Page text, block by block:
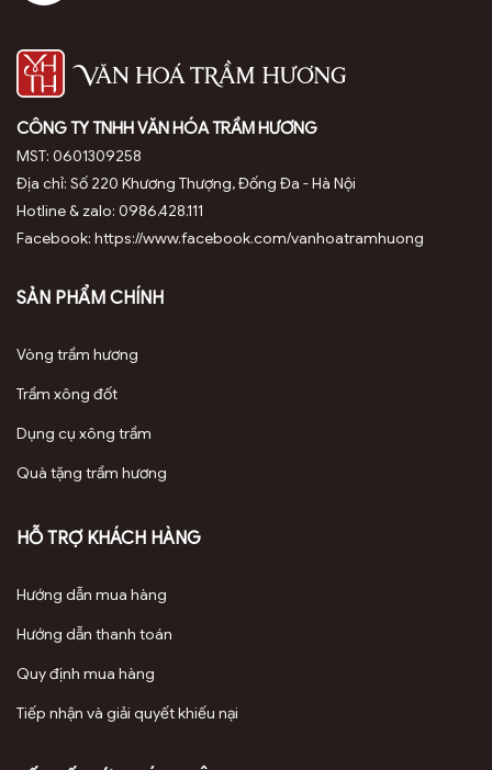
CÔNG TY TNHH VĂN HÓA TRẦM HƯƠNG
MST: 0601309258
Địa chỉ: Số 220 Khương Thượng, Đống Đa - Hà Nội
Hotline & zalo: 0986.428.111
Facebook: https://www.facebook.com/vanhoatramhuong
SẢN PHẨM CHÍNH
Vòng trầm hương
Trầm xông đốt
Dụng cụ xông trầm
Quà tặng trầm hương
HỖ TRỢ KHÁCH HÀNG
Hướng dẫn mua hàng
Hướng dẫn thanh toán
Quy định mua hàng
Tiếp nhận và giải quyết khiếu nại